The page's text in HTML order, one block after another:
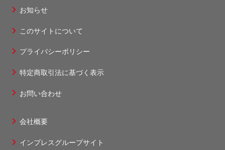
ッ
タ
2
お知らせ
このサイトについて
プライバシーポリシー
特定商取引法に基づく表示
お問い合わせ
ッ
会社概要
インプレスグループサイト